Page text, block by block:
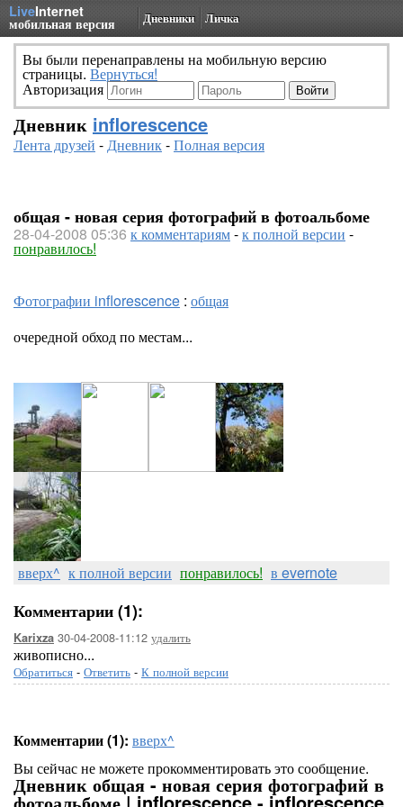
LiveInternet
мобильная версия Дневники Личка
Вы были перенаправлены на мобильную версию
страницы. Вернуться!
Авторизация
Дневник inflorescence
Лента друзей -Дневник-Полная версия
общая - новая серия фотографий в фотоальбоме
28-04-2008 05:36 к комментариям-к полной версии -
понравилось!
Фотографии inflorescence : общая
очередной обход по местам...
вверх^ к полной версии понравилось! в evernote
Комментарии (1):
Karixza 30-04-2008-11:12 удалить
живописно...
Обратиться - Ответить - К полной версии
Комментарии (1): вверх^
Вы сейчас не можете прокомментировать это сообщение.
Дневник общая - новая серия фотографий в